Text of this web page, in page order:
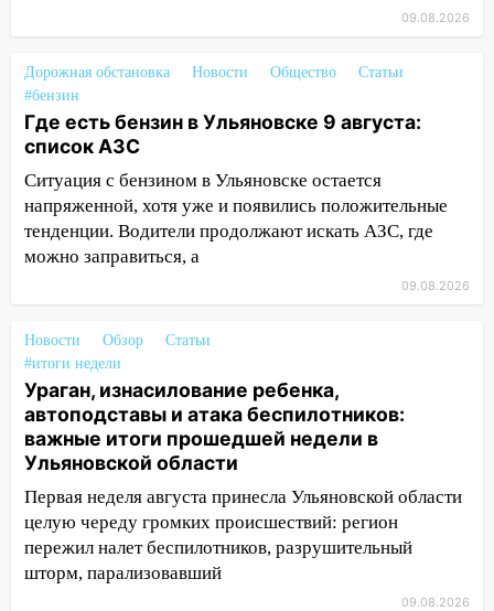
празднованию Дня сотрудника органов
следствия Российской Федерации
19:30
Ульяновцев приглашают
поддержать «Симбирскую чебурашку»
на фестивале «ФормАРТ»
18:11 Ульяновская область стала
пилотным регионом проекта
17:23
области на 8 августа
17:16
В реанимацию Ульяновской
областной больницы поступили шесть
новых аппаратов ИВЛ
ремонтируют дороги, ставят остановки
и проводят новое освещение
16:35 В Ульяновске установили ещё
девять бункеров для крупногабаритного
09.08.2026
Дорожная обстановка Новости Общество
Статьи
#бензин
Где есть бензин в Ульяновске 9 августа:
список АЗС
Ситуация с бензином в Ульяновске остается
напряженной, хотя уже и появились положительные
тенденции. Водители продолжают искать АЗС, где
можно заправиться, а
09.08.2026
Новости Обзор
Статьи
#итоги недели
Ураган, изнасилование ребенка,
автоподставы и атака беспилотников:
важные итоги прошедшей недели в
Ульяновской области
Первая неделя августа принесла Ульяновской области
целую череду громких происшествий: регион
пережил налет беспилотников, разрушительный
шторм, парализовавший
09.08.2026